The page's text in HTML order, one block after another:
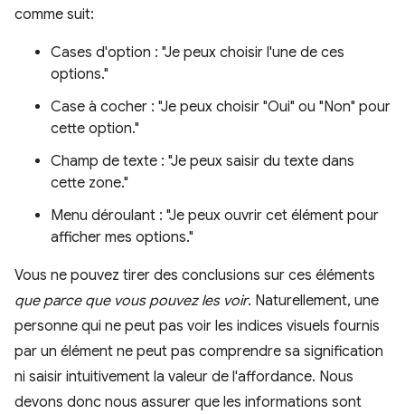
comme suit:
Cases d'option : "Je peux choisir l'une de ces
options."
Case à cocher : "Je peux choisir "Oui" ou "Non" pour
cette option."
Champ de texte : "Je peux saisir du texte dans
cette zone."
Menu déroulant : "Je peux ouvrir cet élément pour
afficher mes options."
Vous ne pouvez tirer des conclusions sur ces éléments
que parce que vous pouvez les voir. Naturellement, une
personne qui ne peut pas voir les indices visuels fournis
par un élément ne peut pas comprendre sa signification
ni saisir intuitivement la valeur de l'affordance. Nous
devons donc nous assurer que les informations sont